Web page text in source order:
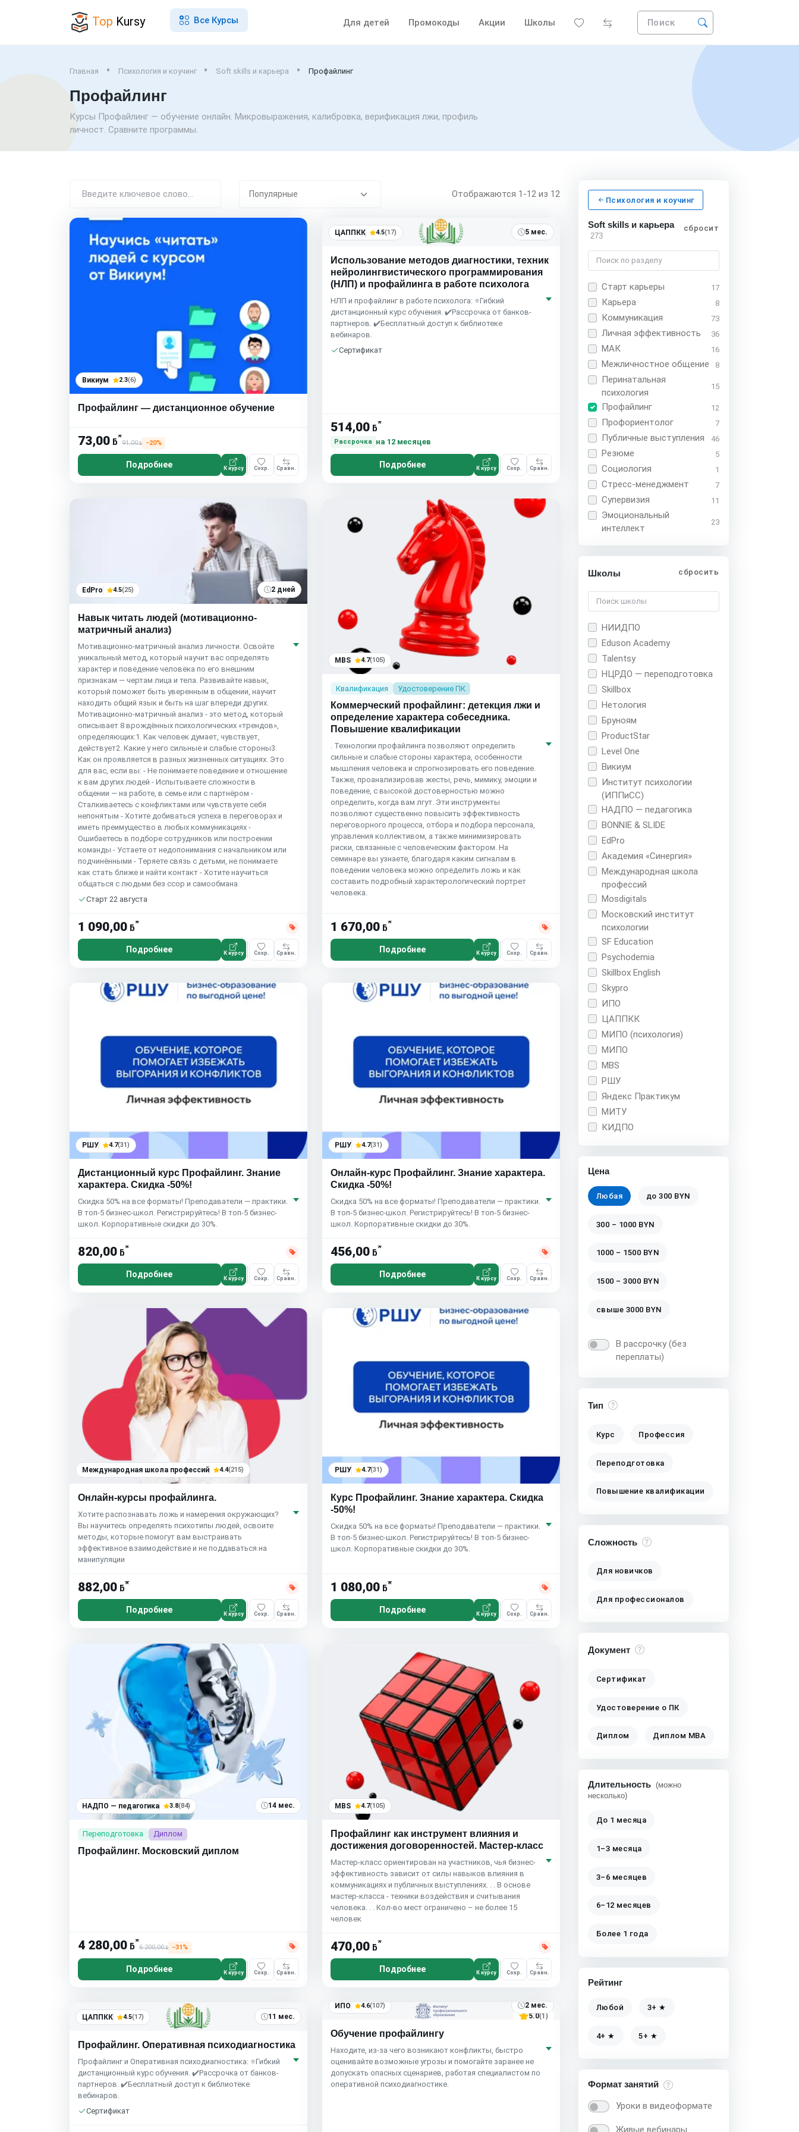
Top Kursy Все Курсы Для детей Промокоды Акции Школы Поиск
Главная Психология и коучинг Soft skills и карьера Профайлинг
Профайлинг
Курсы Профайлинг — обучение онлайн. Микровыражения, калибровка, верификация лжи, профиль
личност. Сравните программы.
Отображаются 1-12 из 12
Викиум 2.3(6)
Профайлинг — дистанционное обучение
73,00 ƃ*
91,00ƃ −20%
Подробнее К курсу Сохр. Сравн.
ЦАППКК 4.5(17) 5 мес.
Использование методов диагностики, техник
нейролингвистического программирования
(НЛП) и профайлинга в работе психолога
НЛП и профайлинг в работе психолога: ⭐Гибкий
дистанционный курс обучения. ✔️Рассрочка от банков-
партнеров. ✔️Бесплатный доступ к библиотеке
вебинаров.
Сертификат
514,00 ƃ*
Рассрочка на 12 месяцев
Подробнее К курсу Сохр. Сравн.
EdPro 4.5(25) 2 дней
Навык читать людей (мотивационно-
матричный анализ)
Мотивационно-матричный анализ личности. Освойте
уникальный метод, который научит вас определять
характер и поведение человека по его внешним
признакам — чертам лица и тела. Развивайте навык,
который поможет быть уверенным в общении, научит
находить общий язык и быть на шаг впереди других.
Мотивационно-матричный анализ - это метод, который
описывает 8 врождённых психологических «трендов»,
определяющих:1. Как человек думает, чувствует,
действует2. Какие у него сильные и слабые стороны3.
Как он проявляется в разных жизненных ситуациях. Это
для вас, если вы: - Не понимаете поведение и отношение
к вам других людей - Испытываете сложности в
общении — на работе, в семье или с партнёром -
Сталкиваетесь с конфликтами или чувствуете себя
непонятым - Хотите добиваться успеха в переговорах и
иметь преимущество в любых коммуникациях -
Ошибаетесь в подборе сотрудников или построении
команды - Устаете от недопонимания с начальником или
подчинёнными - Теряете связь с детьми, не понимаете
как стать ближе и найти контакт - Хотите научиться
общаться с людьми без ссор и самообмана
Старт 22 августа
1 090,00 ƃ*
Подробнее К курсу Сохр. Сравн.
MBS 4.7(105)
Квалификация Удостоверение ПК
Коммерческий профайлинг: детекция лжи и
определение характера собеседника.
Повышение квалификации
. Технологии профайлинга позволяют определить
сильные и слабые стороны характера, особенности
мышления человека и спрогнозировать его поведение.
Также, проанализировав жесты, речь, мимику, эмоции и
поведение, с высокой достоверностью можно
определить, когда вам лгут. Эти инструменты
позволяют существенно повысить эффективность
переговорного процесса, отбора и подбора персонала,
управления коллективом, а также минимизировать
риски, связанные с человеческим фактором. На
семинаре вы узнаете, благодаря каким сигналам в
поведении человека можно определить ложь и как
составить подробный характерологический портрет
человека.
1 670,00 ƃ*
Подробнее К курсу Сохр. Сравн.
РШУ 4.7(31)
Дистанционный курс Профайлинг. Знание
характера. Скидка -50%!
Скидка 50% на все форматы! Преподаватели — практики.
В топ-5 бизнес-школ. Регистрируйтесь! В топ-5 бизнес-
школ. Корпоративные скидки до 30%.
820,00 ƃ*
Подробнее К курсу Сохр. Сравн.
РШУ 4.7(31)
Онлайн-курс Профайлинг. Знание характера.
Скидка -50%!
Скидка 50% на все форматы! Преподаватели — практики.
В топ-5 бизнес-школ. Регистрируйтесь! В топ-5 бизнес-
школ. Корпоративные скидки до 30%.
456,00 ƃ*
Подробнее К курсу Сохр. Сравн.
Международная школа профессий 4.4(215)
Онлайн-курсы профайлинга.
Хотите распознавать ложь и намерения окружающих?
Вы научитесь определять психотипы людей, освоите
методы, которые помогут вам выстраивать
эффективное взаимодействие и не поддаваться на
манипуляции
882,00 ƃ*
Подробнее К курсу Сохр. Сравн.
РШУ 4.7(31)
Курс Профайлинг. Знание характера. Скидка
-50%!
Скидка 50% на все форматы! Преподаватели — практики.
В топ-5 бизнес-школ. Регистрируйтесь! В топ-5 бизнес-
школ. Корпоративные скидки до 30%.
1 080,00 ƃ*
Подробнее К курсу Сохр. Сравн.
НАДПО — педагогика 3.8(84) 14 мес.
Переподготовка Диплом
Профайлинг. Московский диплом
4 280,00 ƃ*
6 200,00ƃ −31%
Подробнее К курсу Сохр. Сравн.
MBS 4.7(105)
Профайлинг как инструмент влияния и
достижения договоренностей. Мастер-класс
Мастер-класс ориентирован на участников, чья бизнес-
эффективность зависит от силы навыков влияния в
коммуникациях и публичных выступлениях. . . В основе
мастер-класса - техники воздействия и считывания
человека. . . Кол-во мест ограничено – не более 15
человек
470,00 ƃ*
Подробнее К курсу Сохр. Сравн.
ЦАППКК 4.5(17) 11 мес.
Профайлинг. Оперативная психодиагностика
Профайлинг и Оперативная психодиагностика: ⭐Гибкий
дистанционный курс обучения. ✔️Рассрочка от банков-
партнеров. ✔️Бесплатный доступ к библиотеке
вебинаров.
Сертификат
5.0(1)
ИПО 4.6(107) 2 мес.
Обучение профайлингу
Находите, из-за чего возникают конфликты, быстро
оценивайте возможные угрозы и помогайте заранее не
допускать опасных сценариев, работая специалистом по
оперативной психодиагностике.
Психология и коучинг
Soft skills и карьера
273
сбросить
Старт карьеры 17
Карьера 8
Коммуникация 73
Личная эффективность 36
МАК 16
Межличностное общение 8
Перинатальная
психология
15
Профайлинг 12
Профориентолог 7
Публичные выступления 46
Резюме 5
Социология 1
Стресс-менеджмент 7
Супервизия 11
Эмоциональный
интеллект
23
Школы сбросить
НИИДПО
Eduson Academy
Talentsy
НЦРДО — переподготовка
Skillbox
Нетология
Бруноям
ProductStar
Level One
Викиум
Институт психологии
(ИППиСС)
НАДПО — педагогика
BONNIE & SLIDE
EdPro
Академия «Синергия»
Международная школа
профессий
Mosdigitals
Московский институт
психологии
SF Education
Psychodemia
Skillbox English
Skypro
ИПО
ЦАППКК
МИПО (психология)
МИПО
MBS
РШУ
Яндекс Практикум
МИТУ
КИДПО
Цена
Любая до 300 BYN
300 – 1000 BYN
1000 – 1500 BYN
1500 – 3000 BYN
свыше 3000 BYN
В рассрочку (без
переплаты)
Тип
Курс Профессия
Переподготовка
Повышение квалификации
Сложность
Для новичков
Для профессионалов
Документ
Сертификат
Удостоверение о ПК
Диплом Диплом MBA
Длительность (можно
несколько)
До 1 месяца
1–3 месяца
3–6 месяцев
6–12 месяцев
Более 1 года
Рейтинг
Любой 3+ ★
4+ ★ 5+ ★
Формат занятий
Уроки в видеоформате
Живые вебинары